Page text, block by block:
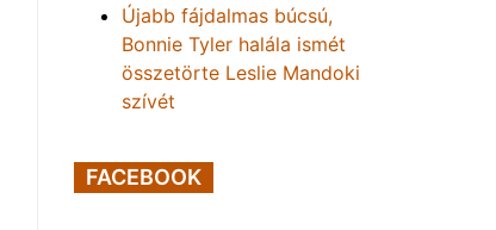
Újabb fájdalmas búcsú,
Bonnie Tyler halála ismét
összetörte Leslie Mandoki
szívét
FACEBOOK